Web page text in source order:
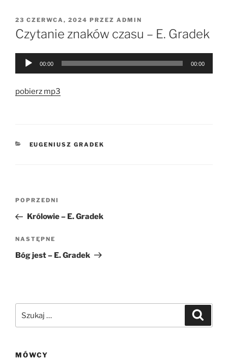
OPUBLIKOWANE
W
23 CZERWCA, 2024 PRZEZ ADMIN
Czytanie znaków czasu – E. Gradek
Odtwarzacz
00:00 00:00
pobierz mp3
KATEGORIE
EUGENIUSZ GRADEK
Nawigacja
Poprzedni
wpis
POPRZEDNI
Królowie – E. Gradek
Następny
wpis
NASTĘPNE
Bóg jest – E. Gradek
MÓWCY